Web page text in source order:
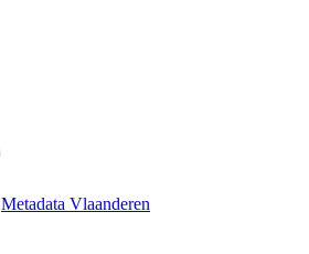
Metadata Vlaanderen